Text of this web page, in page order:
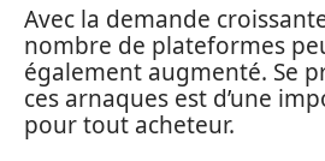
Avec la demande
nombre de plateformes
également augmenté. Se
ces arnaques est d’une
pour tout acheteur.